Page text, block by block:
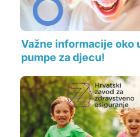
Važne informacije oko
pumpe za djecu!